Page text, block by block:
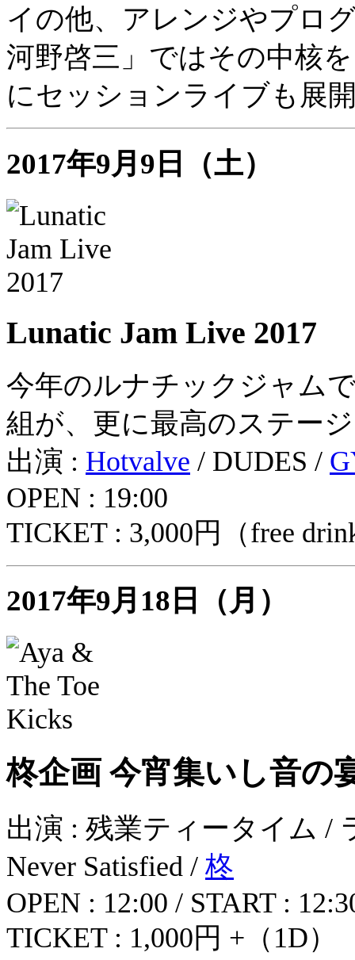
イの他、アレンジやプロ
河野啓三」ではその中核
にセッションライブも展
2017年9月9日（土）
Lunatic Jam Live 2017
今年のルナチックジャム
組が、更に最高のステー
出演 : Hotvalve / DUDES /
OPEN : 19:00
TICKET : 3,000円（free
2017年9月18日（月）
柊企画 今宵集いし音の
出演 : 残業ティータイム /
Never Satisfied / 柊
OPEN : 12:00 / START :
TICKET : 1,000円 +（1D）